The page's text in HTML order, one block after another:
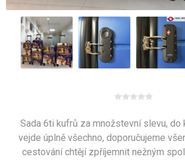
Sada 6ti kufrů za množstevní slevu, do
vejde úplně všechno, doporučujeme
cestování chtějí zpříjemnit nežným